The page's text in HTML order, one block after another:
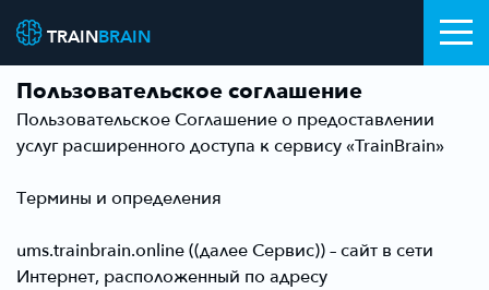
TRAINBRAIN
Пользовательское соглашение
Пользовательское Соглашение о предоставлении
услуг расширенного доступа к сервису «TrainBrain»
Термины и определения
ums.trainbrain.online((далееСервис)) – сайт в сети
Интернет, расположенный по адресу